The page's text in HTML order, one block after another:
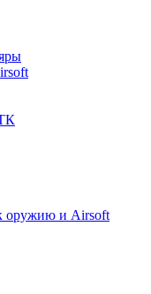
оружию и Airsoft